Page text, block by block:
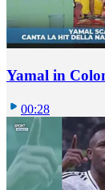
Yamal in
00:28